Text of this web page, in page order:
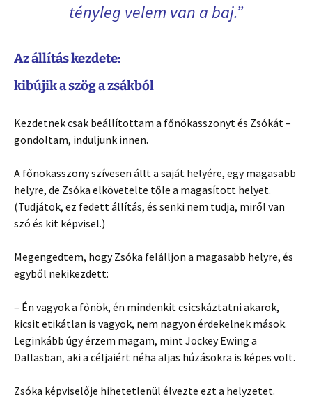
tényleg velem van a baj.”
Az állítás kezdete:
kibújik a szög a zsákból
Kezdetnek csak beállítottam a főnökasszonyt és Zsókát –
gondoltam, induljunk innen.
A főnökasszony szívesen állt a saját helyére, egy magasabb
helyre, de Zsóka elkövetelte tőle a magasított helyet.
(Tudjátok, ez fedett állítás, és senki nem tudja, miről van
szó és kit képvisel.)
Megengedtem, hogy Zsóka felálljon a magasabb helyre, és
egyből nekikezdett:
– Én vagyok a főnök, én mindenkit csicskáztatni akarok,
kicsit etikátlan is vagyok, nem nagyon érdekelnek mások.
Leginkább úgy érzem magam, mint Jockey Ewing a
Dallasban, aki a céljaiért néha aljas húzásokra is képes volt.
Zsóka képviselője hihetetlenül élvezte ezt a helyzetet.